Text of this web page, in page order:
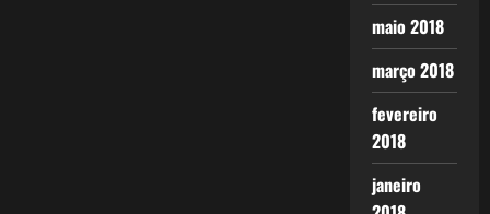
maio 2018
março 2018
fevereiro
2018
janeiro